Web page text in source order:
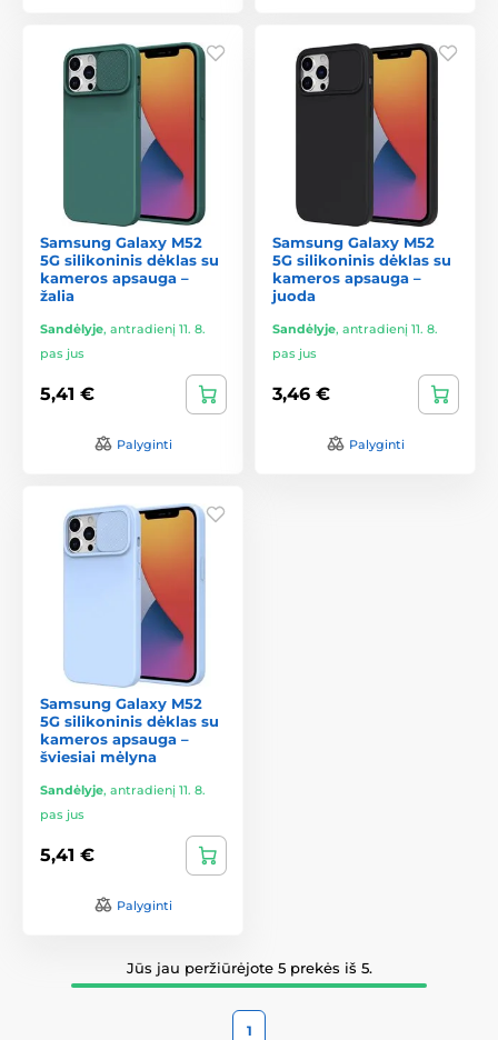
Samsung Galaxy M52
5G silikoninis dėklas su
kameros apsauga –
žalia
Sandėlyje, antradienį 11. 8.
pas jus
5,41 €
Palyginti
Samsung Galaxy M52
5G silikoninis dėklas su
kameros apsauga –
juoda
Sandėlyje, antradienį 11. 8.
pas jus
3,46 €
Palyginti
Samsung Galaxy M52
5G silikoninis dėklas su
kameros apsauga –
šviesiai mėlyna
Sandėlyje, antradienį 11. 8.
pas jus
5,41 €
Palyginti
Jūs jau peržiūrėjote 5 prekės iš 5.
1